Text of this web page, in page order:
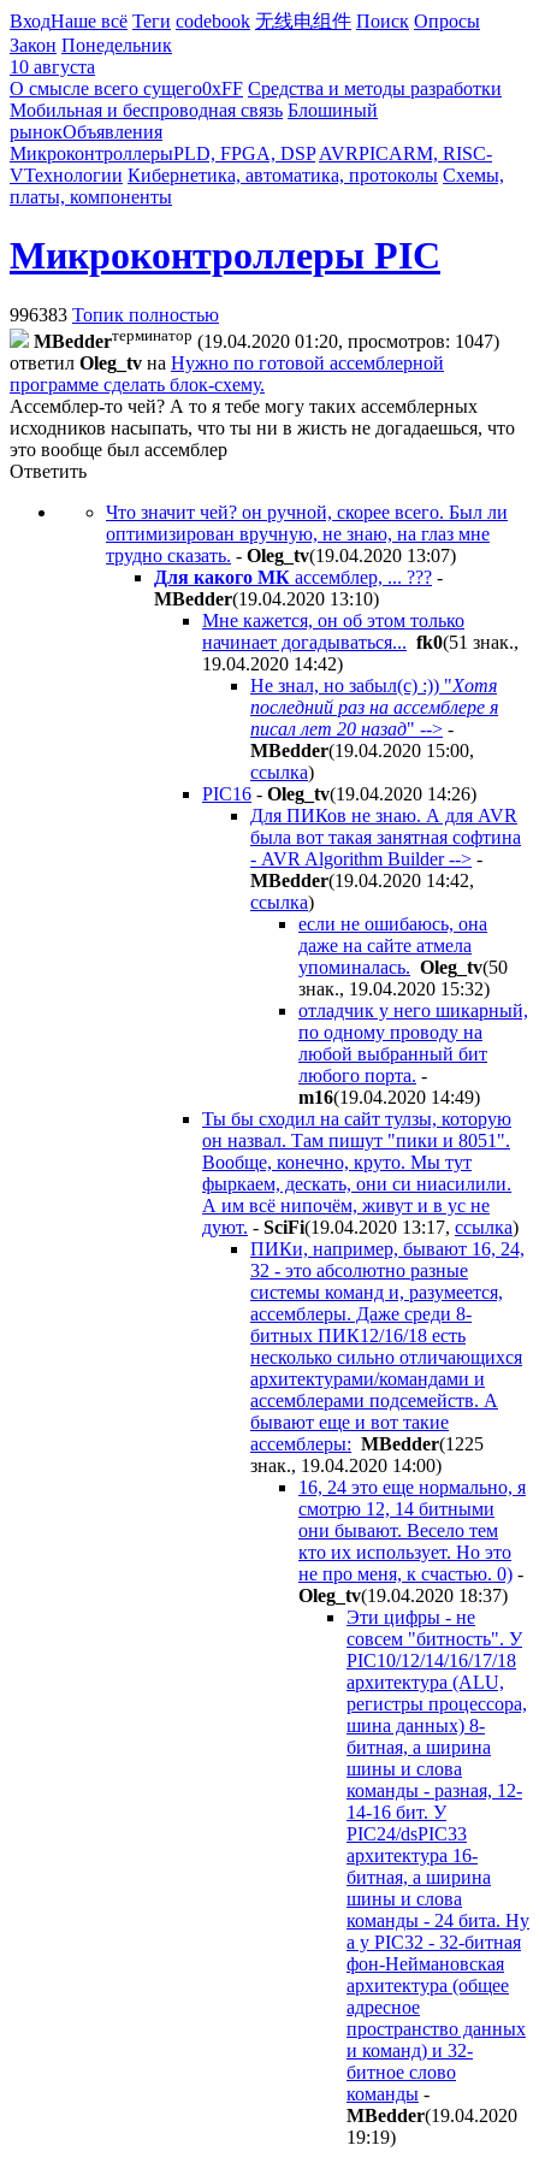
ВходНаше всё Теги codebook 无线电组件 Поиск Опросы
Закон Понедельник
10 августа
О смысле всего сущего0xFF Средства и методы разработки
Мобильная и беспроводная связь Блошиный
рынокОбъявления
МикроконтроллерыPLD, FPGA, DSP AVRPICARM, RISC-
VТехнологии Кибернетика, автоматика, протоколы Схемы,
платы, компоненты
Микроконтроллеры PIC
996383 Топик полностью
MBedderтерминатор (19.04.2020 01:20, просмотров: 1047)
ответил Oleg_tv на Нужно по готовой ассемблерной
программе сделать блок-схему.
Ассемблер-то чей? А то я тебе могу таких ассемблерных
исходников насыпать, что ты ни в жисть не догадаешься, что
это вообще был ассемблер
Ответить
Что значит чей? он ручной, скорее всего. Был ли
оптимизирован вручную, не знаю, на глаз мне
трудно сказать. - Oleg_tv(19.04.2020 13:07)
Для какого МК ассемблер, ... ??? -
MBedder(19.04.2020 13:10)
Мне кажется, он об этом только
начинает догадываться... fk0(51 знак.,
19.04.2020 14:42)
Не знал, но забыл(с) :)) "Хотя
последний раз на ассемблере я
писал лет 20 назад" --> -
MBedder(19.04.2020 15:00,
ссылка)
PIC16 - Oleg_tv(19.04.2020 14:26)
Для ПИКов не знаю. А для AVR
была вот такая занятная софтина
- AVR Algorithm Builder --> -
MBedder(19.04.2020 14:42,
ссылка)
если не ошибаюсь, она
даже на сайте атмела
упоминалась. Oleg_tv(50
знак., 19.04.2020 15:32)
отладчик у него шикарный,
по одному проводу на
любой выбранный бит
любого порта. -
m16(19.04.2020 14:49)
Ты бы сходил на сайт тулзы, которую
он назвал. Там пишут "пики и 8051".
Вообще, конечно, круто. Мы тут
фыркаем, дескать, они си ниасилили.
А им всё нипочём, живут и в ус не
дуют. - SciFi(19.04.2020 13:17, ссылка)
ПИКи, например, бывают 16, 24,
32 - это абсолютно разные
системы команд и, разумеется,
ассемблеры. Даже среди 8-
битных ПИК12/16/18 есть
несколько сильно отличающихся
архитектурами/командами и
ассемблерами подсемейств. А
бывают еще и вот такие
ассемблеры: MBedder(1225
знак., 19.04.2020 14:00)
16, 24 это еще нормально, я
смотрю 12, 14 битными
они бывают. Весело тем
кто их использует. Но это
не про меня, к счастью. 0) -
Oleg_tv(19.04.2020 18:37)
Эти цифры - не
совсем "битность". У
PIC10/12/14/16/17/18
архитектура (ALU,
регистры процессора,
шина данных) 8-
битная, а ширина
шины и слова
команды - разная, 12-
14-16 бит. У
PIC24/dsPIC33
архитектура 16-
битная, а ширина
шины и слова
команды - 24 бита. Ну
а у PIC32 - 32-битная
фон-Неймановская
архитектура (общее
адресное
пространство данных
и команд) и 32-
битное слово
команды -
MBedder(19.04.2020
19:19)